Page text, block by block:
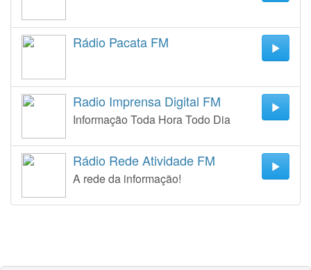
Rádio Pacata FM
Radio Imprensa Digital FM
Informação Toda Hora Todo Dia
Rádio Rede Atividade FM
A rede da informação!